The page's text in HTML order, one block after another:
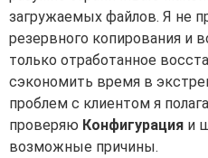
загружаемых файлов. Я не
резервного копирования и
только отработанное
сэкономить время в
проблем с клиентом я
проверяю Конфигурация и
возможные причины.